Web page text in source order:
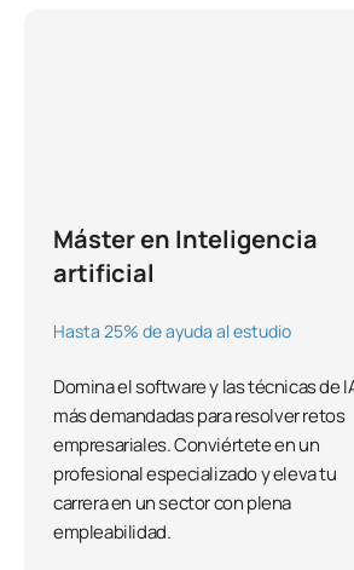
Máster en Inteligencia
artificial
Hasta 25% de ayuda al estudio
Domina el software y las técnicas de
más demandadas para resolver retos
empresariales. Conviértete en un
profesional especializado y eleva tu
carrera en un sector con plena
empleabilidad.